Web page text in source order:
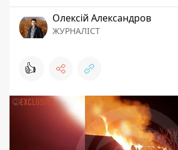
Олексій Александров
ЖУРНАЛІСТ
👍